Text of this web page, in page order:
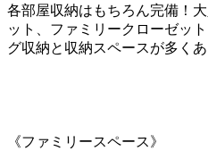
各部屋収納はもちろん完備！
ット、ファミリークローゼッ
グ収納と収納スペースが多く
《ファミリースペース》